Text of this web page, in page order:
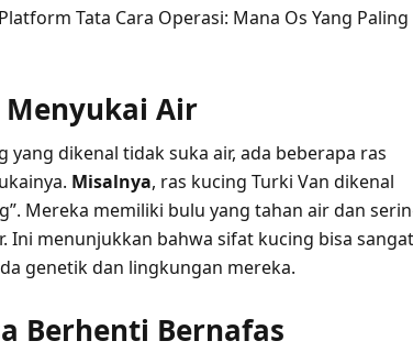
Tata Cara Operasi: Mana Os Yang Paling
Menyukai Air
yang dikenal tidak suka air, ada beberapa ras
Misalnya, ras kucing Turki Van dikenal
Mereka memiliki bulu yang tahan air dan
Ini menunjukkan bahwa sifat kucing bisa sangat
genetik dan lingkungan mereka.
Berhenti Bernafas